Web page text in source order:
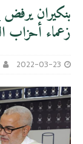
بنكيران يرفض
زعماء أحزاب
2022-03-23